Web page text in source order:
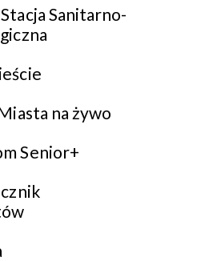
Sanitarno-
na żywo
Senior+